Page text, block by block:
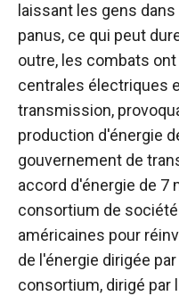
laissant les gens
panus, ce qui peut
outre, les combats
centrales électriques
transmission,
production d'énergie
gouvernement de
accord d'énergie de 7
consortium de
américaines pour
de l'énergie dirigée
consortium, dirigé par